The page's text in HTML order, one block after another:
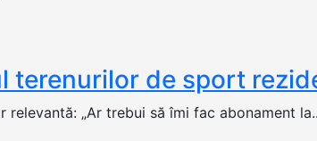
terenurilor de sport
„Ar trebui să îmi fac abonament